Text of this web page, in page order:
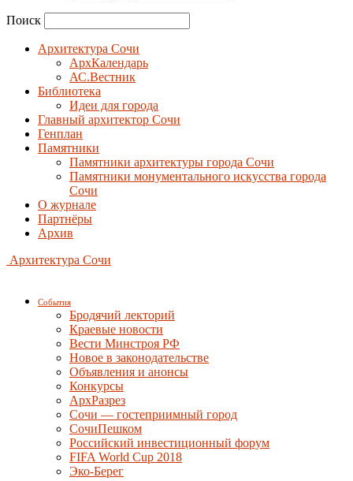
Поиск
Архитектура Сочи
АрхКалендарь
АС.Вестник
Библиотека
Идеи для города
Главный архитектор Сочи
Генплан
Памятники
Памятники архитектуры города Сочи
Памятники монументального искусства города
Сочи
О журнале
Партнёры
Архив
Архитектура Сочи
События
Бродячий лекторий
Краевые новости
Вести Минстроя РФ
Новое в законодательстве
Объявления и анонсы
Конкурсы
АрхРазрез
Сочи — гостеприимный город
СочиПешком
Российский инвестиционный форум
FIFA World Cup 2018
Эко-Берег